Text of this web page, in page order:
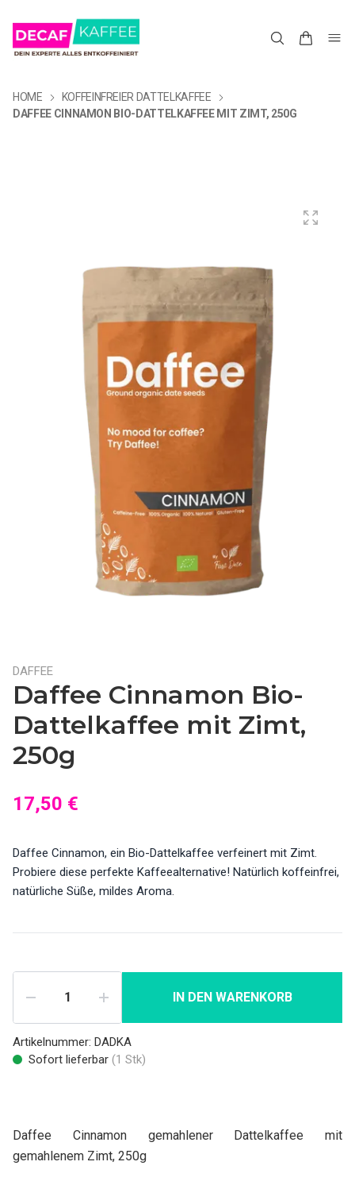
HOME
KOFFEINFREIER DATTELKAFFEE
DAFFEE CINNAMON BIO-DATTELKAFFEE MIT ZIMT, 250G
DAFFEE
Daffee Cinnamon Bio-
Dattelkaffee mit Zimt,
250g
17,50 €
Daffee Cinnamon, ein Bio-Dattelkaffee verfeinert mit Zimt.
Probiere diese perfekte Kaffeealternative! Natürlich koffeinfrei,
natürliche Süße, mildes Aroma.
IN DEN WARENKORB
Artikelnummer: DADKA
Sofort lieferbar (1 Stk)
Daffee Cinnamon gemahlener Dattelkaffee mit
gemahlenem Zimt, 250g